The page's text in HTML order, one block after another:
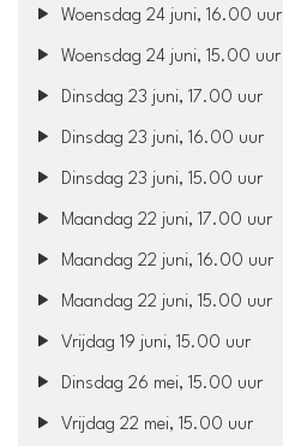
Woensdag 24 juni, 16.00 uur
Woensdag 24 juni, 15.00 uur
Dinsdag 23 juni, 17.00 uur
Dinsdag 23 juni, 16.00 uur
Dinsdag 23 juni, 15.00 uur
Maandag 22 juni, 17.00 uur
Maandag 22 juni, 16.00 uur
Maandag 22 juni, 15.00 uur
Vrijdag 19 juni, 15.00 uur
Dinsdag 26 mei, 15.00 uur
Vrijdag 22 mei, 15.00 uur